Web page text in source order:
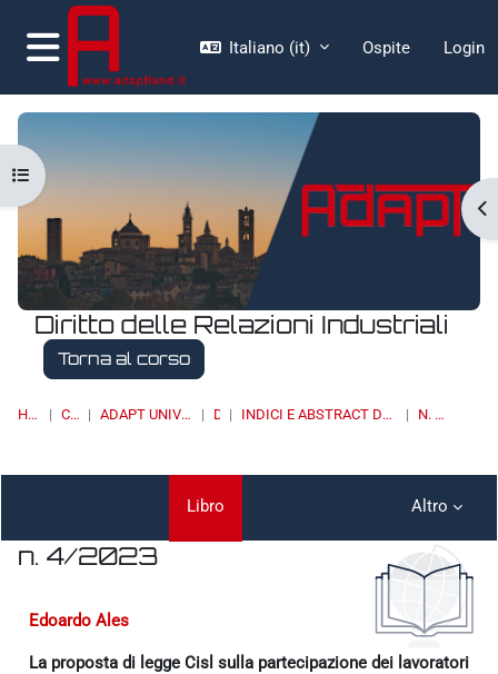
Vai al contenuto principale
Pannello laterale
Italiano ‎(it)‎ Ospite Login
Diritto delle Relazioni Industriali
Torna al corso
HOME CORSI ADAPT UNIVERSITY PRESS DRI INDICI E ABSTRACT DEI NUMERI PUBBLICATI N. 4/2023
Apri indice del corso
Libro Altro
n. 4/2023
Edoardo Ales
La proposta di legge Cisl sulla partecipazione dei lavoratori